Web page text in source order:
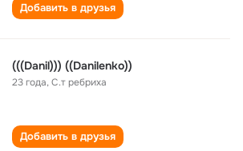
Добавить в друзья
(((Danil))) ((Danilenko))
23 года,С.т ребриха
Добавить в друзья